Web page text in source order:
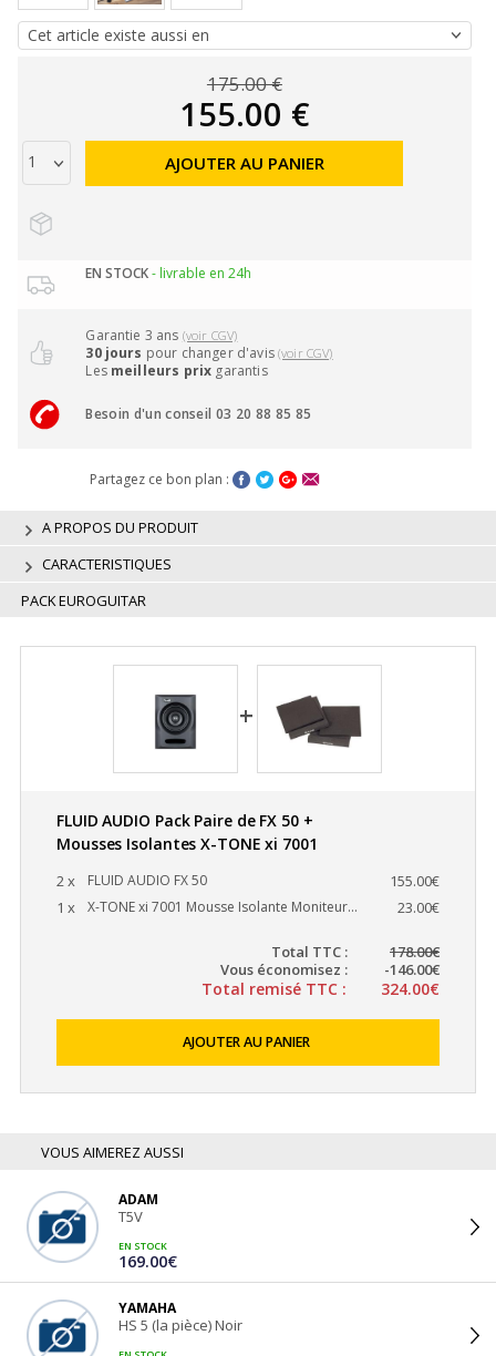
175.00 €
155.00 €
AJOUTER AU PANIER
EN STOCK- livrable en 24h
Garantie 3 ans (voir CGV)
30 jours pour changer d'avis(voir CGV)
Les meilleurs prix garantis
Besoin d'un conseil 03 20 88 85 85
Partagez ce bon plan :
A PROPOS DU PRODUIT
CARACTERISTIQUES
PACK EUROGUITAR
FLUID AUDIO Pack Paire de FX 50 +
Mousses Isolantes X-TONE xi 7001
2 x FLUID AUDIO FX 50
155.00€
1 x
X-TONE xi 7001 Mousse Isolante Moniteur... 23.00€
Total TTC :
178.00€
Vous économisez :
-146.00€
Total remisé TTC : 324.00€
AJOUTER AU PANIER
VOUS AIMEREZ AUSSI
ADAM
T5V
EN STOCK
169.00€
YAMAHA
HS 5 (la pièce) Noir